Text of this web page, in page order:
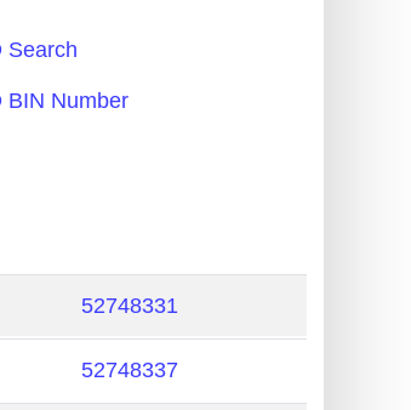
Search
BIN Number
52748331
52748337